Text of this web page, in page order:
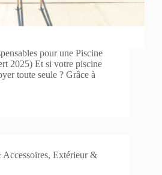
pour une Piscine
2025) Et si votre piscine
toute seule ? Grâce à
,Extérieur &